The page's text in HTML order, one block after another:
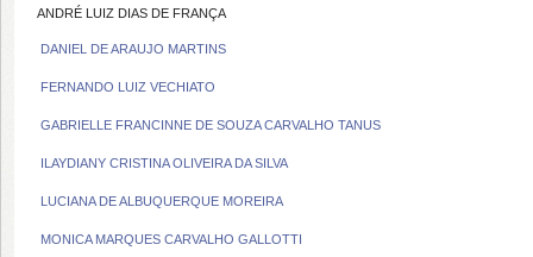
ANDRÉ LUIZ DIAS DE FRANÇA
DANIEL DE ARAUJO MARTINS
FERNANDO LUIZ VECHIATO
GABRIELLE FRANCINNE DE SOUZA CARVALHO TANUS
ILAYDIANY CRISTINA OLIVEIRA DA SILVA
LUCIANA DE ALBUQUERQUE MOREIRA
MONICA MARQUES CARVALHO GALLOTTI